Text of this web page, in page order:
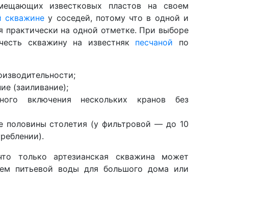
известковых пластов на своем
скважине у соседей, потому что в одной и
практически на одной отметке. При выборе
скважину на известняк песчаной по
(заиливание);
включения нескольких кранов без
половины столетия (у фильтровой — до 10
только артезианская скважина может
питьевой воды для большого дома или